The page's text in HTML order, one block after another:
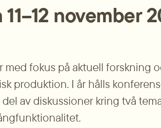
november
med fokus på aktuell forskning
produktion. I år hålls
av diskussioner kring två